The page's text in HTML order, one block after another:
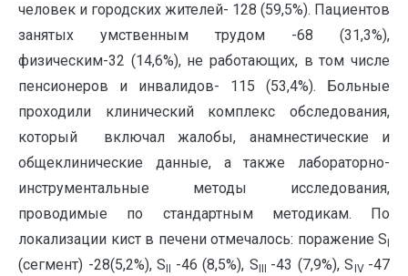
человек и городских жителей- 128 (59,5%). Пациентов
занятых умственным трудом -68 (31,3%),
физическим-32 (14,6%), не работающих, в том числе
пенсионеров и инвалидов- 115 (53,4%). Больные
проходили клинический комплекс обследования,
который включал жалобы, анамнестические и
общеклинические данные, а также лабораторно-
инструментальные методы исследования,
проводимые по стандартным методикам. По
локализации кист в печени отмечалось: поражение S
(сегмент) -28(5,2%), S -46 (8,5%), S -43 (7,9%), S IV -47